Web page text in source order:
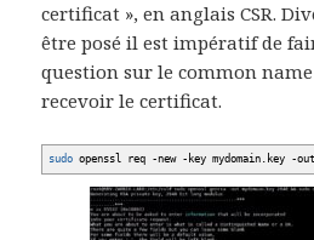
certificat », en anglais CSR.
être posé il est impératif de
question sur le common
recevoir le certificat.
sudo openssl req -new -key mydomain.key -out